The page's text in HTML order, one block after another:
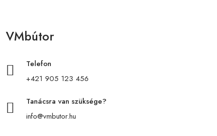
VMbútor
Telefon
+421 905 123 456
Tanácsra van szüksége?
info@vmbutor.hu